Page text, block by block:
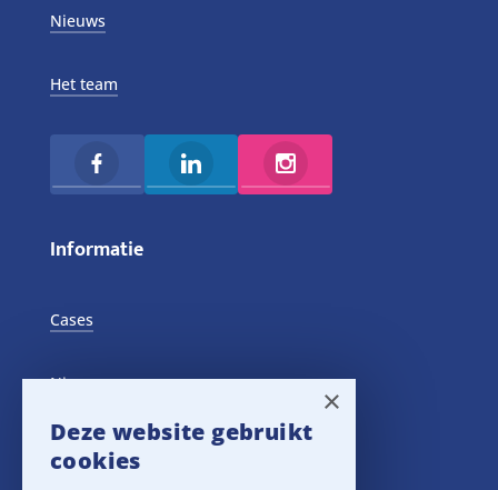
Nieuws
Het team
Informatie
Cases
Nieuws
Training Events
×
Deze website gebruikt
cookies